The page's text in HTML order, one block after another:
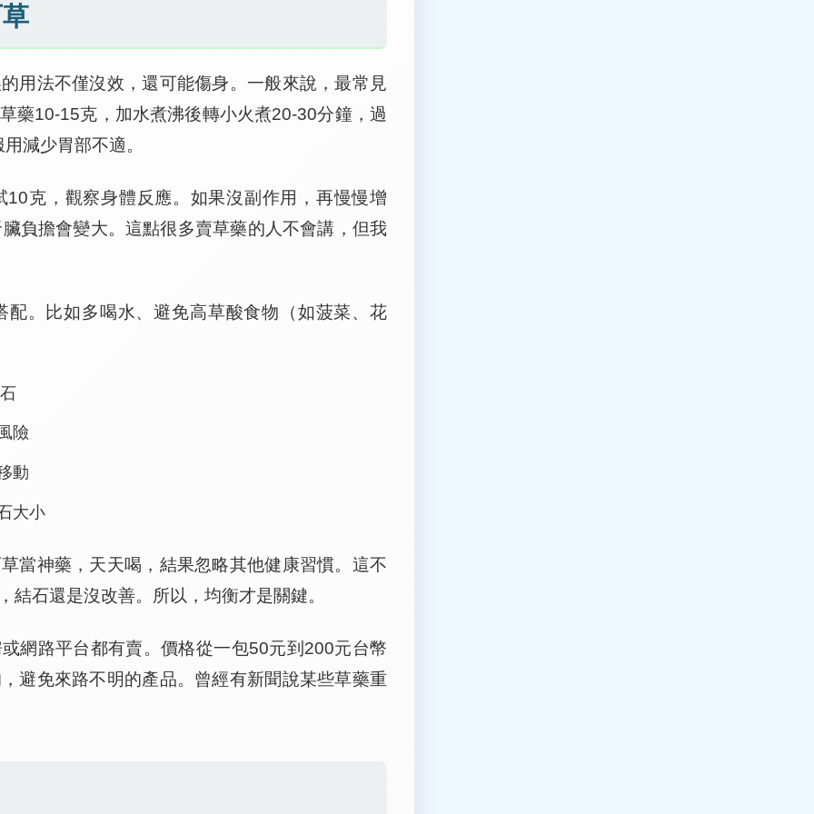
用法不僅沒效，還可能傷身。一般來說，最常見
藥10-15克，加水煮沸後轉小火煮20-30分鐘，過
減少胃部不適。
克，觀察身體反應。如果沒副作用，再慢慢增
負擔會變大。這點很多賣草藥的人不會講，但我
。比如多喝水、避免高草酸食物（如菠菜、花
險
動
大小
當神藥，天天喝，結果忽略其他健康習慣。這不
石還是沒改善。所以，均衡才是關鍵。
網路平台都有賣。價格從一包50元到200元台幣
避免來路不明的產品。曾經有新聞說某些草藥重